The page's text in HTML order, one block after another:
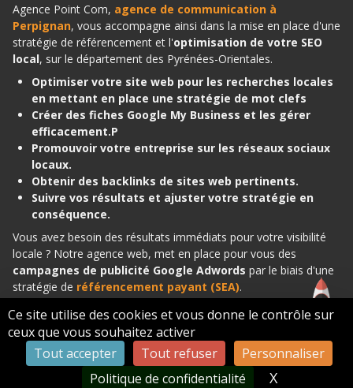
Ce site utilise des cookies et vous donne le contrôle sur
ceux que vous souhaitez activer
Tout accepter
Tout refuser
Personnaliser
Politique de confidentialité
XMasquer
Agence Point Com, agence de communication à
Perpignan, vous accompagne ainsi dans la mise en place d'une
stratégie de référencement et l'optimisation de votre SEO
local, sur le département des Pyrénées-Orientales.
Optimiser votre site web pour les recherches locales
en mettant en place une stratégie de mot clefs
Créer des fiches Google My Business et les gérer
efficacement.P
Promouvoir votre entreprise sur les réseaux sociaux
locaux.
Obtenir des backlinks de sites web pertinents.
Suivre vos résultats et ajuster votre stratégie en
conséquence.
Vous avez besoin des résultats immédiats pour votre visibilité
locale ? Notre agence web, met en place pour vous des
campagnes de publicité Google Adwords par le biais d'une
stratégie de référencement payant (SEA).
Contactez-nous dès aujourd'hui pour un audit de votre
référencement local et découvrez comment nous pouvons vous
aider à booster votre visibilité et votre chiffre d'affaires à
Perpignan !